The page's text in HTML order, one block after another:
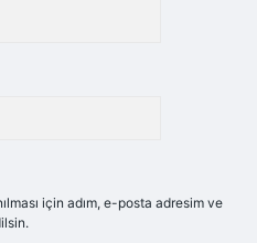
için adım, e-posta adresim ve